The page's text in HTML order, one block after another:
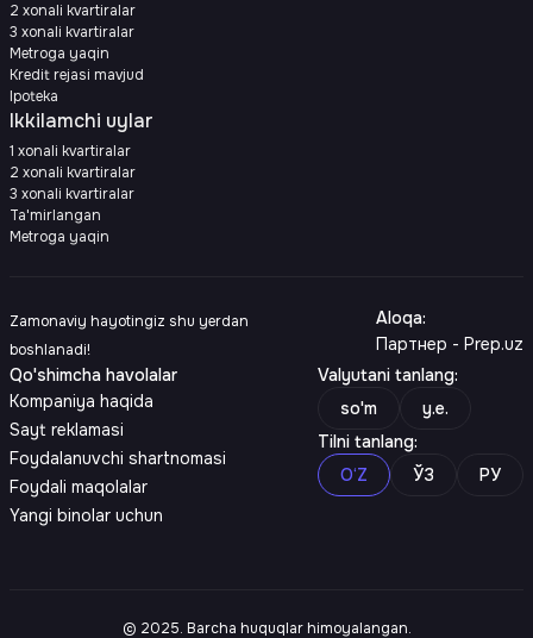
2 xonali kvartiralar
3 xonali kvartiralar
Metroga yaqin
Kredit rejasi mavjud
Ipoteka
Ikkilamchi uylar
1 xonali kvartiralar
2 xonali kvartiralar
3 xonali kvartiralar
Ta'mirlangan
Metroga yaqin
Zamonaviy hayotingiz shu yerdan
boshlanadi!
Aloqa:
Партнер - Prep.uz
Qo'shimcha havolalar
Kompaniya haqida
Sayt reklamasi
Foydalanuvchi shartnomasi
Foydali maqolalar
Yangi binolar uchun
Valyutani tanlang:
so'm
y.e.
Tilni tanlang:
O‘Z
ЎЗ РУ
© 2025. Barcha huquqlar himoyalangan.